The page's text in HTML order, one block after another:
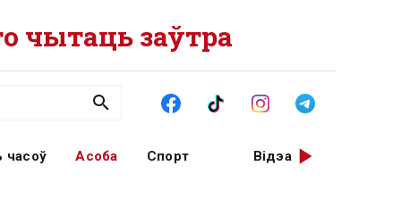
чытаць заўтра
часоў Асоба Спорт Відэа